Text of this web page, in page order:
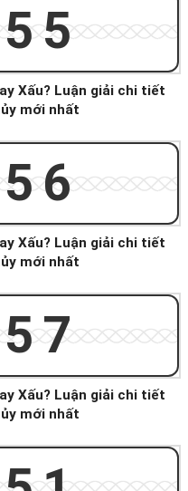
Xấu? Luận giải chi tiết
mới nhất
Xấu? Luận giải chi tiết
mới nhất
Xấu? Luận giải chi tiết
mới nhất